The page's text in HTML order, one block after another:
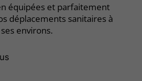
équipées et parfaitement
déplacements sanitaires à
environs.